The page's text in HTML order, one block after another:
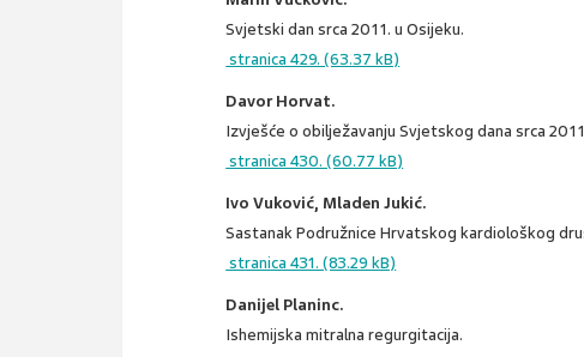
Svjetski dan srca 2011. u Osijeku.
stranica 429. (63.37 kB)
Davor Horvat.
Izvješće o obilježavanju Svjetskog dana srca
stranica 430. (60.77 kB)
Ivo Vuković, Mladen Jukić.
Sastanak Podružnice Hrvatskog kardiološkog
stranica 431. (83.29 kB)
Danijel Planinc.
Ishemijska mitralna regurgitacija.